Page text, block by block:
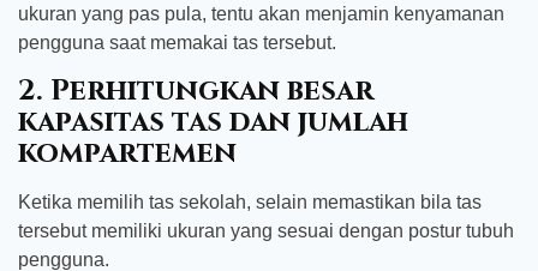
ukuran yang pas pula, tentu akan menjamin kenyamanan
pengguna saat memakai tas tersebut.
2. Perhitungkan besar
kapasitas tas dan jumlah
kompartemen
Ketika memilih tas sekolah, selain memastikan bila tas
tersebut memiliki ukuran yang sesuai dengan postur tubuh
pengguna.